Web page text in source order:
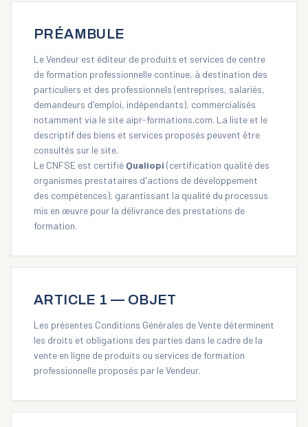
PRÉAMBULE
Le Vendeur est éditeur de produits et services de centre
de formation professionnelle continue, à destination des
particuliers et des professionnels (entreprises, salariés,
demandeurs d'emploi, indépendants), commercialisés
notamment via le site aipr-formations.com. La liste et le
descriptif des biens et services proposés peuvent être
consultés sur le site.
Le CNFSE est certifié Qualiopi (certification qualité des
organismes prestataires d'actions de développement
des compétences), garantissant la qualité du processus
mis en œuvre pour la délivrance des prestations de
formation.
ARTICLE 1 — OBJET
Les présentes Conditions Générales de Vente déterminent
les droits et obligations des parties dans le cadre de la
vente en ligne de produits ou services de formation
professionnelle proposés par le Vendeur.